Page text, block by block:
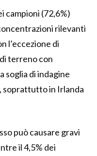
campioni (72,6%)
rilevanti
l’eccezione di
terreno con
soglia di indagine
soprattutto in Irlanda
può causare gravi
il 4,5% dei